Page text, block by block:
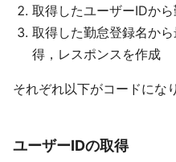
取得したユーザーIDか
取得した勤怠登録名か
得，レスポンスを作成
それぞれ以下がコードにな
ユーザーIDの取得